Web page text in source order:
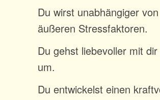
Du wirst unabhängiger von
äußeren Stressfaktoren.
Du gehst liebevoller mit
um.
Du entwickelst einen